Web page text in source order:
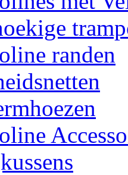
randen